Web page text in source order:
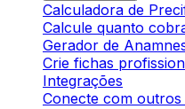
Calculadora de
Calcule quanto
Gerador de
Crie fichas
Integrações
Conecte com outros